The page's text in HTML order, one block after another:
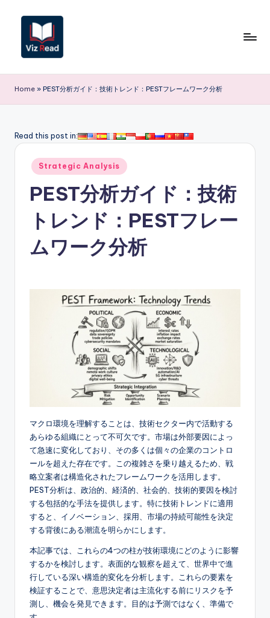
content
iz
R
a
S
w
&
D
Home » PEST分析ガイド：技術トレンド：PESTフレームワーク分析
Read this post in:
Posted
in
Strategic Analysis
PEST分析ガイド：技術
トレンド：PESTフレー
ムワーク分析
マクロ環境を理解することは、技術セクター内で活動する
あらゆる組織にとって不可欠です。市場は外部要因によっ
て急速に変化しており、その多くは個々の企業のコントロ
ールを超えた存在です。この複雑さを乗り越えるため、戦
略立案者は構造化されたフレームワークを活用します。
PEST分析は、政治的、経済的、社会的、技術的要因を検討
する包括的な手法を提供します。特に技術トレンドに適用
すると、イノベーション、採用、市場の持続可能性を決定
する背後にある潮流を明らかにします。
本記事では、これらの4つの柱が技術環境にどのように影響
するかを検討します。表面的な観察を超えて、世界中で進
行している深い構造的変化を分析します。これらの要素を
検証することで、意思決定者は主流化する前にリスクを予
測し、機会を発見できます。目的は予測ではなく、準備で